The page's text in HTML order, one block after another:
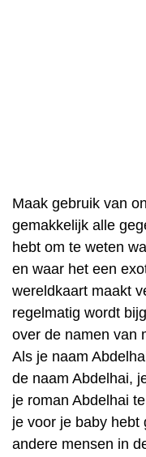
Maak gebruik van
gemakkelijk alle
hebt om te weten
en waar het een
wereldkaart maakt
regelmatig wordt
over de namen van
Als je naam
de naam Abdelhai,
je roman Abdelhai
je voor je baby hebt
andere mensen in